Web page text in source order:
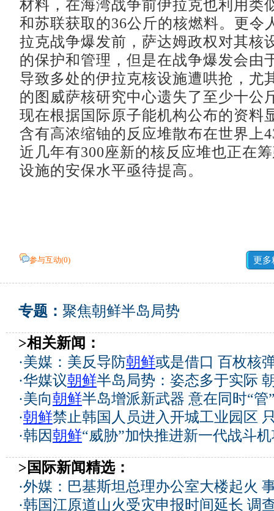
材料，在海湾战争前伊拉克也利用类
和苏联获取的36公斤的核燃料。更令
拉克战争爆发前，萨达姆政权对其核
的保护和管理，但是在战争爆发会由
导致多处的伊拉克核设施遭哄抢，尤
的图威萨核研究中心遗失了至少十公
现在根据国际原子能机构公布的资料
含有高浓缩铀的反应堆散布在世界上
近几年有300座新的核反应堆也正在
设施的安保水平亟待提高。
参与互动(0) 更多
专题： 聚焦朝鲜半岛局势
>相关新闻：
·美媒：美反导防朝鲜或是借口 百枚核
·华媒议朝鲜半岛局势：姿态多于实际
·美向朝鲜半岛增派新武器 意在同时“管
·朝鲜禁止韩国人员进入开城工业园区
·韩因朝鲜“威胁”加快推进新一代战斗
>国际新闻精选：
·外媒：巴基斯坦总理办公室大楼起火
·韩国江原道山火受灾申报时间延长 调